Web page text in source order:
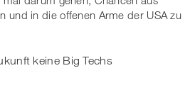
und in die offenen Arme der USA zu
keine Big Techs